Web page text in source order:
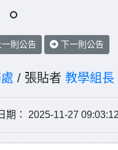
一則公告 下一則公告
/ 張貼者 教學組長
期： 2025-11-27